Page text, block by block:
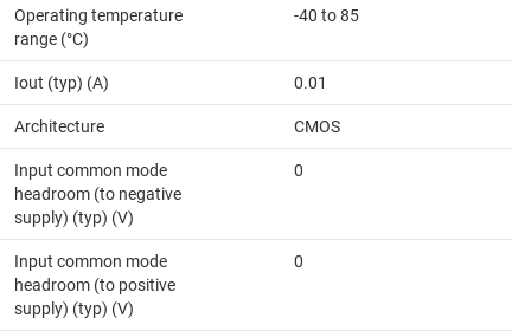
Operating temperature
range (°C)
-40 to 85
Iout (typ) (A) 0.01
Architecture CMOS
Input common mode
headroom (to negative
supply) (typ) (V)
0
Input common mode
headroom (to positive
supply) (typ) (V)
0